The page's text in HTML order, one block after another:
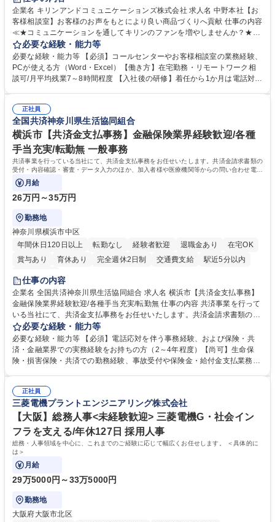
企業名 キリンアンドコミュニケーションズ株式会社 求人名 中野本社【お
客様相談室】お客様のお声をもとにより良い商品づくりへ貢献 仕事の内容
≪★コミュニケーションを通してキリンのファンを増やしませんか？★≫
お客様のお声をより良い商品づくりに活かしていく上で、窓口となるお客
様相談室でのお仕事です。 日々お客様からいただくキリングループへのご
意見を、企業活動に活かしています。お客様からの声に迅速かつ誠意をも
って対応、情報提供するとともにグループ内活動に反映しています。 【具
平均100件前後■メール・手紙：同上40件前後 募集職種 中野本社【お客様
相談室】お客様のお声をもとにより良い商品づくりへ貢献
必要な経験・能力等
必要な経験・能力等 【必須】コールセンターやお客様相談室の業務経験、
PCが使える方（Word・Excel）【働き方】在宅勤務・リモートワーク相
談可/月平均残業7～8時間程度 【入社後の研修】着任から1か月は電話対応
すのでご安心ください。 【当社について】キリングループの広報機能を担
う会社として、お客様との出会いを大切にし、磨き上げたホスピタリティ
を込めてコミュニケーションをとりながら広報関連業務を行っておりま
す。 学歴・資格 学歴：大学院 大学 高専 短大 専修学校 高校 語学力： 資
格：
正社員
全国共済神奈川県生活協同組合
横浜市【共済金支払事務】金融保険業界経験歓迎/各種
手当充実/転勤無 一般事務
共済事業を行っている当社にて、共済金支払事務をお任せいたします。共済金請求書類の
受付・内容確認・審査・データ入力のほか、加入者様や医療機関等からの問い合わせ電話
対応や書類発送等を担当します。
月給
26万円～35万円
勤務地
神奈川県横浜市中区
年間休日120日以上
転勤なし 経験者歓迎 退職金あり
在宅OK
賞与あり
育休あり 完全週休2日制 交通費支給
駅近5分以内
土日祝休み
仕事の内容
企業名 全国共済神奈川県生活協同組合 求人名 横浜市【共済金支払事務】
金融保険業界経験歓迎/各種手当充実/転勤無 仕事の内容 共済事業を行って
いる当社にて、共済金支払事務をお任せいたします。共済金請求書類の受
付・内容確認・審査・データ入力のほか、加入者様や医療機関等からの問
い合わせ電話対応や書類発送等を担当します。 ■共済金請求書類の受付、
内容確認、および共済金支払に関する審査・事務処理業務全般を担当 ■専
用システムへのデータ入力、各種必要書類の作成・発送作業 ■加入者様や
指定する業務 募集職種 横浜市【共済金支払事務】金融保険業界経験歓迎/
各種手当充実/転勤無
必要な経験・能力等
必要な経験・能力等 【必須】電話応対を伴う事務経験、および保険・共
済・金融業界での実務経験をお持ちの方（2～4年程度）【尚可】生命保
険・損害保険・共済での勤務経験、事故受付や保険金・給付金支払業務経
務へのキャリアチェンジ希望者も大歓迎です！ 学歴・資格 学歴：大学院
大学 高専 短大 専修学校 高校 語学力： 資格：
正社員
三菱電機プラントエンジニアリング株式会社
【大阪】総務人事<未経験歓迎> 三菱電機G・社会イン
フラを支える/年休127日 採用人事
総務・人事領域を中心に、これまでのご経験に応じて幅広くお任せします。 ＜具体的に
は＞
月給
29万5000円～33万5000円
勤務地
大阪府大阪市北区